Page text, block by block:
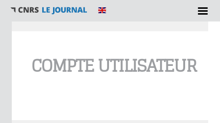
COMPTE UTILISATEUR